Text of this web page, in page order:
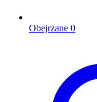
Obejrzane 0